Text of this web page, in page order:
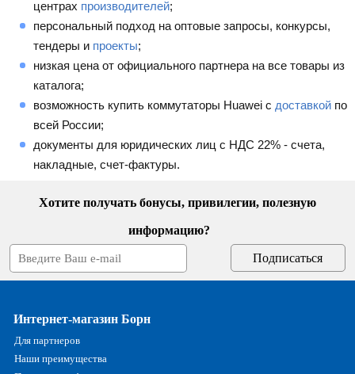
центрах производителей;
персональный подход на оптовые запросы, конкурсы,
тендеры и проекты;
низкая цена от официального партнера на все товары из
каталога;
возможность купить коммутаторы Huawei с доставкой по
всей России;
документы для юридических лиц с НДС 22% - счета,
накладные, счет-фактуры.
Хотите получать бонусы, привилегии, полезную
информацию?
Интернет-магазин Борн
Для партнеров
Наши преимущества